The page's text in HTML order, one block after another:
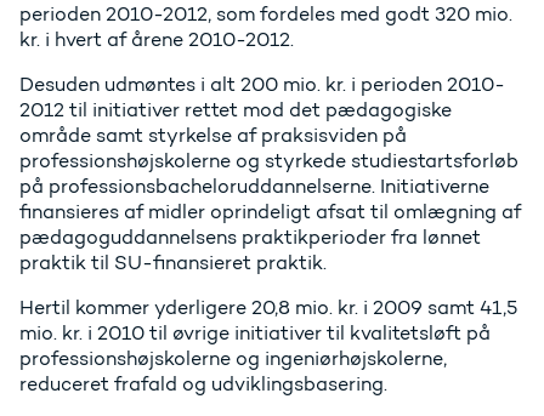
perioden 2010-2012, som fordeles med godt 320 mio.
kr. i hvert af årene 2010-2012.
Desuden udmøntes i alt 200 mio. kr. i perioden 2010-
2012 til initiativer rettet mod det pædagogiske
område samt styrkelse af praksisviden på
professionshøjskolerne og styrkede studiestartsforløb
på professionsbacheloruddannelserne. Initiativerne
finansieres af midler oprindeligt afsat til omlægning af
pædagoguddannelsens praktikperioder fra lønnet
praktik til SU-finansieret praktik.
Hertil kommer yderligere 20,8 mio. kr. i 2009 samt 41,5
mio. kr. i 2010 til øvrige initiativer til kvalitetsløft på
professionshøjskolerne og ingeniørhøjskolerne,
reduceret frafald og udviklingsbasering.